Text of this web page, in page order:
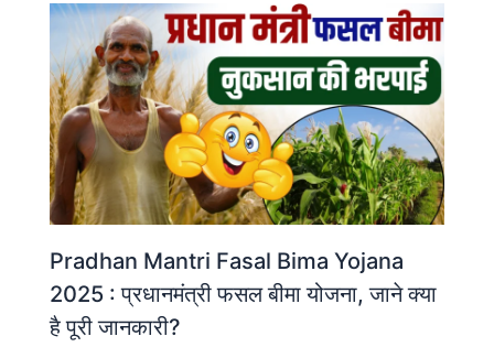
Pradhan Mantri Fasal Bima Yojana
2025 : प्रधानमंत्री फसल बीमा योजना, जाने क्या
है पूरी जानकारी?